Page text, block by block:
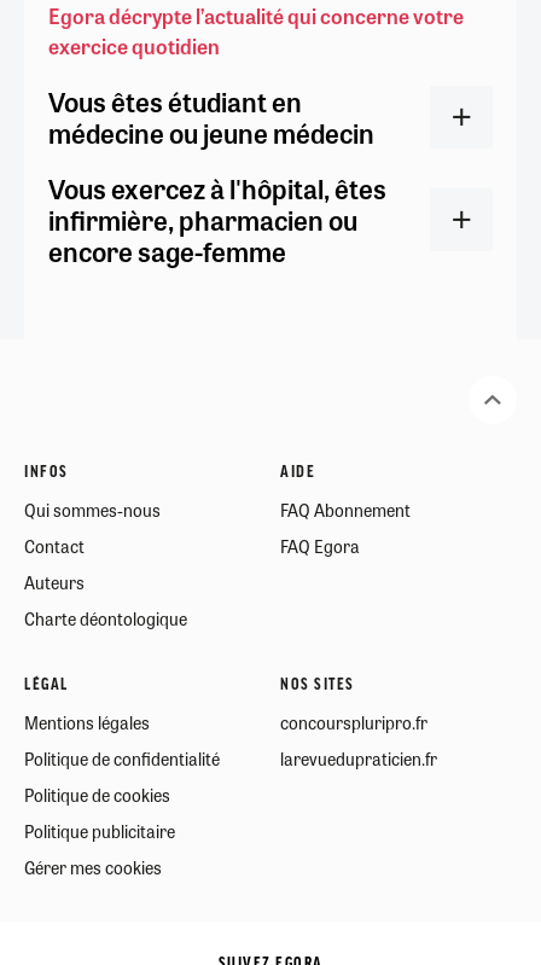
Egora décrypte l’actualité qui concerne votre
exercice quotidien
Vous êtes étudiant en
médecine ou jeune médecin
Vous exercez à l'hôpital, êtes
infirmière, pharmacien ou
encore sage-femme
INFOS
Qui sommes-nous
Contact
Auteurs
Charte déontologique
AIDE
FAQ Abonnement
FAQ Egora
LÉGAL
Mentions légales
Politique de confidentialité
Politique de cookies
Politique publicitaire
Gérer mes cookies
NOS SITES
concourspluripro.fr
larevuedupraticien.fr